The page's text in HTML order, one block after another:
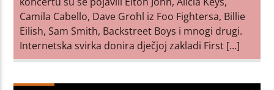
Camila Cabello, Dave Grohl iz Foo Fightersa, Billie
Eilish, Sam Smith, Backstreet Boys i mnogi drugi.
Internetska svirka donira dječjoj zakladi First […]